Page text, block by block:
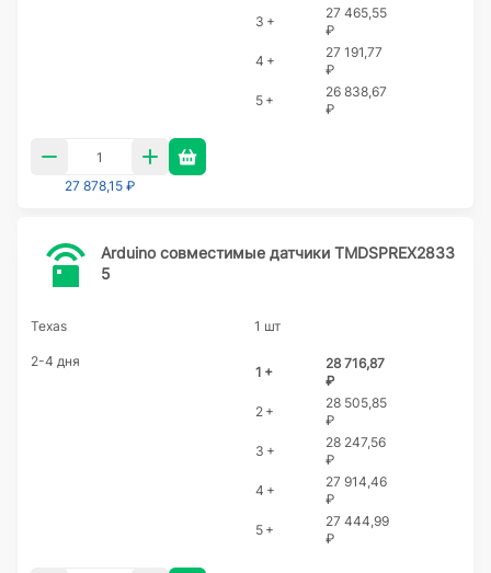
3 +
27 465,55
₽
4 +
27 191,77
₽
5 +
26 838,67
₽
27 878,15 ₽
Arduino совместимые датчики TMDSPREX2833
5
Texas 1 шт
2-4 дня
1 +
28 716,87
₽
2 +
28 505,85
₽
3 +
28 247,56
₽
4 +
27 914,46
₽
5 +
27 444,99
₽